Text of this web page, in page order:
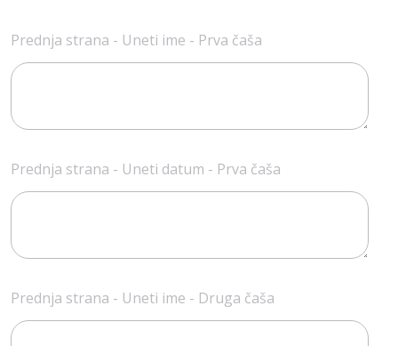
Prednja strana - Uneti ime - Prva čaša
Prednja strana - Uneti datum - Prva čaša
Prednja strana - Uneti ime - Druga čaša